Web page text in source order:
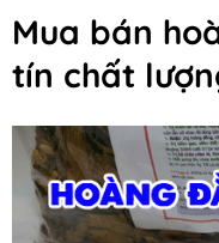
Mua bán
tín chất